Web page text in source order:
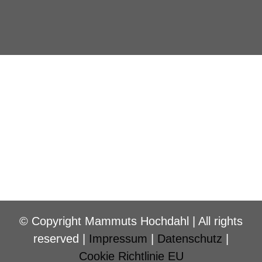
© Copyright Mammuts Hochdahl | All rights
reserved | Impressum Datenschutz
Cookie Richtlinie EU